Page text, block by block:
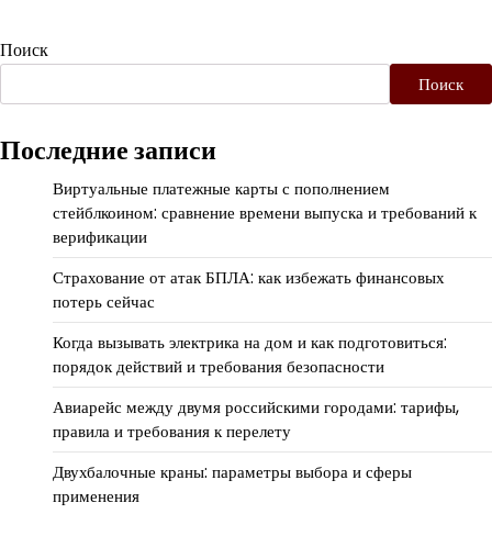
Поиск
Поиск
Последние записи
Виртуальные платежные карты с пополнением
стейблкоином: сравнение времени выпуска и требований к
верификации
Страхование от атак БПЛА: как избежать финансовых
потерь сейчас
Когда вызывать электрика на дом и как подготовиться:
порядок действий и требования безопасности
Авиарейс между двумя российскими городами: тарифы,
правила и требования к перелету
Двухбалочные краны: параметры выбора и сферы
применения